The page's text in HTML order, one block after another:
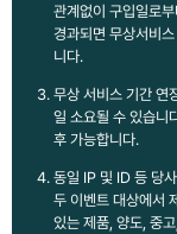
관계없이 구입일로
경과되면 무상서비
니다.
무상 서비스 기간 연
일 소요될 수 있습니
후 가능합니다.
동일 IP 및 ID 등 당
두 이벤트 대상에서
있는 제품, 양도, 중